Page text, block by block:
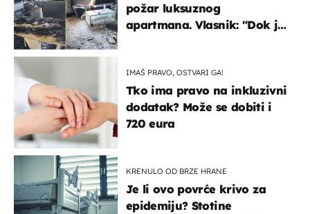
požar luksuznog
apartmana. Vlasnik: "Dok je
IMAŠ PRAVO, OSTVARI GA!
Tko ima pravo na inkluzivni
dodatak? Može se dobiti i
720 eura
KRENULO OD BRZE HRANE
Je li ovo povrće krivo za
epidemiju? Stotine